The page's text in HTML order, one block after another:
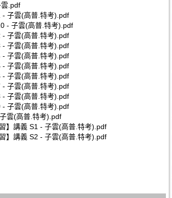
.pdf
- 子雲(高普.特考).pdf
- 子雲(高普.特考).pdf
- 子雲(高普.特考).pdf
- 子雲(高普.特考).pdf
- 子雲(高普.特考).pdf
- 子雲(高普.特考).pdf
- 子雲(高普.特考).pdf
- 子雲(高普.特考).pdf
- 子雲(高普.特考).pdf
- 子雲(高普.特考).pdf
雲(高普.特考).pdf
】講義 S1 - 子雲(高普.特考).pdf
】講義 S2 - 子雲(高普.特考).pdf